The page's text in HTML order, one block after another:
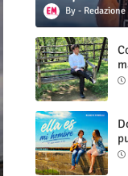
Redazione